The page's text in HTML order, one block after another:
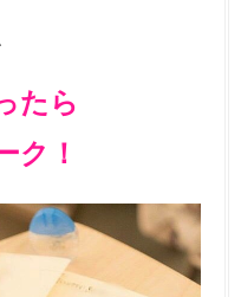
たら
ク！